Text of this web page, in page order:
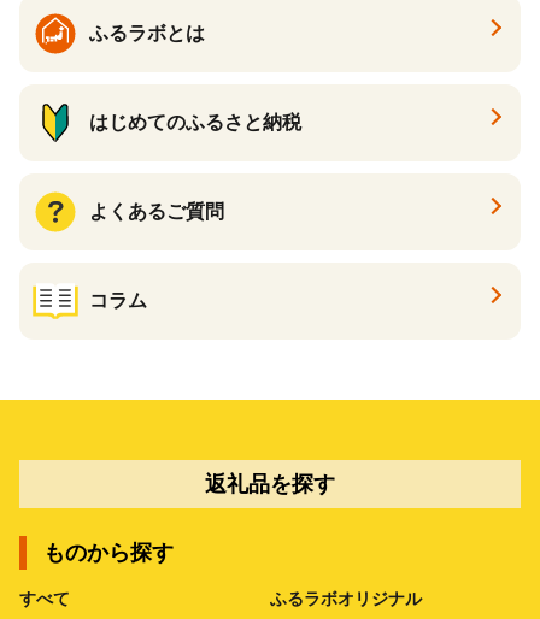
ふるラボとは
はじめてのふるさと納税
よくあるご質問
コラム
返礼品を探す
ものから探す
すべて ふるラボオリジナル